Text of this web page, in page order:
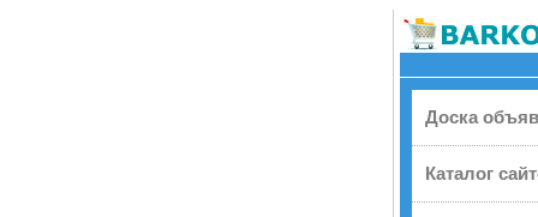
Доска
Каталог